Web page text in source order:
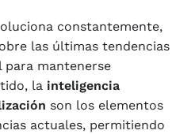
constantemente,
las últimas tendencias
para mantenerse
la inteligencia
son los elementos
actuales, permitiendo